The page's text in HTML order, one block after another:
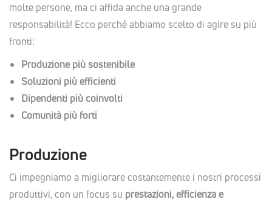
molte persone, ma ci affida anche una grande
responsabilità! Ecco perché abbiamo scelto di agire su più
fronti:
Produzione più sostenibile
Soluzioni più efficienti
Dipendenti più coinvolti
Comunità più forti
Produzione
Ci impegniamo a migliorare costantemente i nostri processi
produttivi, con un focus su prestazioni, efficienza e